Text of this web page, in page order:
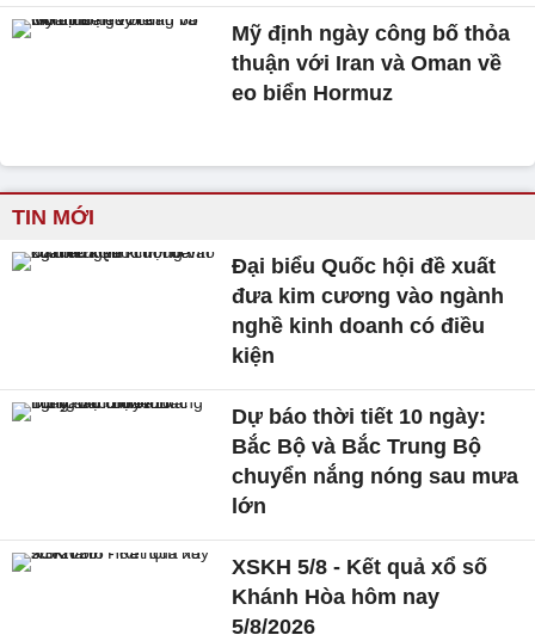
Mỹ định ngày công bố thỏa
thuận với Iran và Oman về
eo biển Hormuz
TIN MỚI
Đại biểu Quốc hội đề xuất
đưa kim cương vào ngành
nghề kinh doanh có điều
kiện
Dự báo thời tiết 10 ngày:
Bắc Bộ và Bắc Trung Bộ
chuyển nắng nóng sau mưa
lớn
XSKH 5/8 - Kết quả xổ số
Khánh Hòa hôm nay
5/8/2026